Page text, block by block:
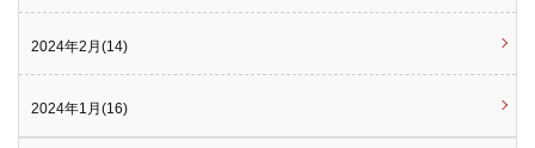
2024年2月(14)
2024年1月(16)